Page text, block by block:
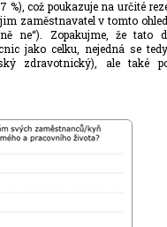
%), což poukazuje na určité
jim zaměstnavatel v tomto
ne“). Zopakujme, že
jako celku, nejedná se
zdravotnický), ale také